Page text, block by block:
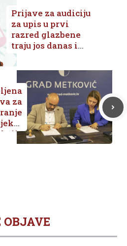
Prijave za audiciju
za upis u prvi
razred glazbene
traju jos danas i
sutra
za
u